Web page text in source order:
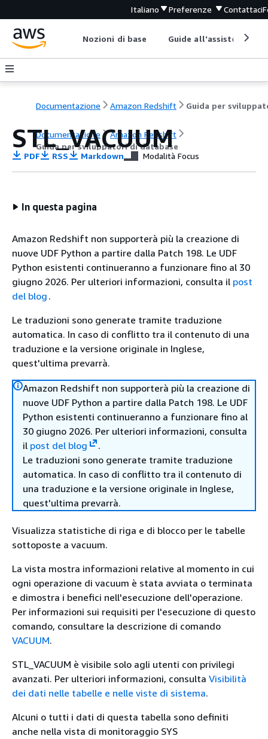
Italiano Preferenze Contattaci
Nozioni di base Guide all'assistenza
Documentazione Amazon Redshift
Documentazione
Amazon Redshift
Guida per sviluppatori di database
STL_VACUUM
PDF RSS Markdown Modalità Focus
In questa pagina
Amazon Redshift non supporterà più la creazione di
nuove UDF Python a partire dalla Patch 198. Le UDF
Python esistenti continueranno a funzionare fino al 30
giugno 2026. Per ulteriori informazioni, consulta il post
del blog .
Le traduzioni sono generate tramite traduzione
automatica. In caso di conflitto tra il contenuto di una
traduzione e la versione originale in Inglese,
quest'ultima prevarrà.
Amazon Redshift non supporterà più la creazione di
nuove UDF Python a partire dalla Patch 198. Le UDF
Python esistenti continueranno a funzionare fino al
30 giugno 2026. Per ulteriori informazioni, consulta
il post del blog
.
Le traduzioni sono generate tramite traduzione
automatica. In caso di conflitto tra il contenuto di
una traduzione e la versione originale in Inglese,
quest'ultima prevarrà.
Visualizza statistiche di riga e di blocco per le tabelle
sottoposte a vacuum.
La vista mostra informazioni relative al momento in cui
ogni operazione di vacuum è stata avviata o terminata
e dimostra i benefici nell'esecuzione dell'operazione.
Per informazioni sui requisiti per l'esecuzione di questo
comando, consultare la descrizione di comando
VACUUM.
STL_VACUUM è visibile solo agli utenti con privilegi
avanzati. Per ulteriori informazioni, consulta Visibilità
dei dati nelle tabelle e nelle viste di sistema.
Alcuni o tutti i dati di questa tabella sono definiti
anche nella vista di monitoraggio SYS